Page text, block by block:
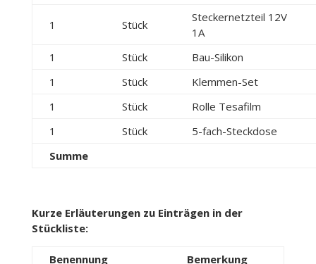
1 Stück
Steckernetzteil 12V
1A
1
Stück
Bau-Silikon
1
Stück
Klemmen-Set
1
Stück
Rolle Tesafilm
1
Stück
5-fach-Steckdose
Summe
Kurze Erläuterungen zu Einträgen in der
Stückliste:
Benennung
Bemerkung